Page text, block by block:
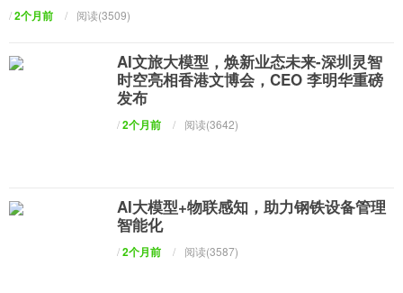
/2个月前 / 阅读(3509)
AI文旅大模型，焕新业态未来-深圳灵智
时空亮相香港文博会，CEO 李明华重磅
发布
/2个月前 / 阅读(3642)
AI大模型+物联感知，助力钢铁设备管理
智能化
/2个月前 / 阅读(3587)